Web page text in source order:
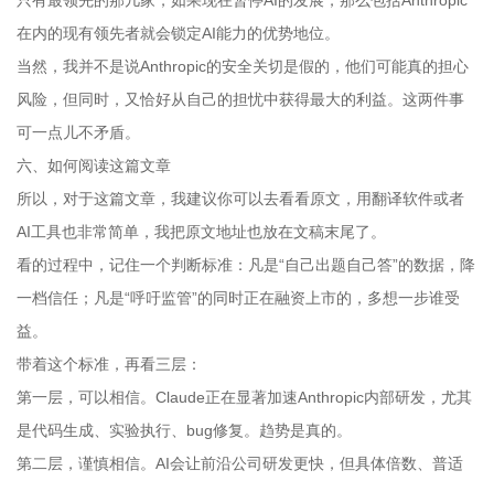
在内的现有领先者就会锁定AI能力的优势地位。
当然，我并不是说Anthropic的安全关切是假的，他们可能真的担心
风险，但同时，又恰好从自己的担忧中获得最大的利益。这两件事
可一点儿不矛盾。
六、如何阅读这篇文章
所以，对于这篇文章，我建议你可以去看看原文，用翻译软件或者
AI工具也非常简单，我把原文地址也放在文稿末尾了。
看的过程中，记住一个判断标准：凡是“自己出题自己答”的数据，降
一档信任；凡是“呼吁监管”的同时正在融资上市的，多想一步谁受
益。
带着这个标准，再看三层：
第一层，可以相信。Claude正在显著加速Anthropic内部研发，尤其
是代码生成、实验执行、bug修复。趋势是真的。
第二层，谨慎相信。AI会让前沿公司研发更快，但具体倍数、普适